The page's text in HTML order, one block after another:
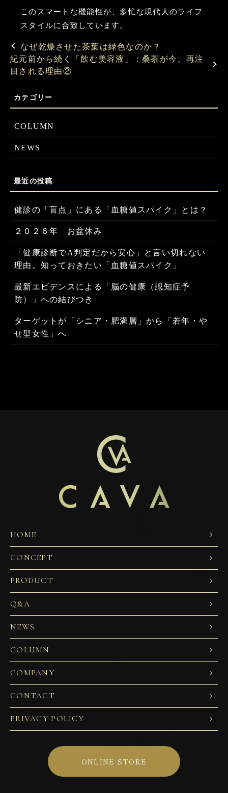
このスマートな機能性が、多忙な現代人のライフ
スタイルに合致しています。
なぜ乾燥させた茶葉は緑色なのか？
紀元前から続く「飲む美容液」：桑茶が今、再注
目される理由②
COLUMN
NEWS
健診の「盲点」にある「血糖値スパイク」とは？
２０２６年 お盆休み
「健康診断でA判定だから安心」と言い切れない
理由。知っておきたい「血糖値スパイク」
最新エビデンスによる「脳の健康（認知症予
防）」への結びつき
ターゲットが「シニア・肥満層」から「若年・や
せ型女性」へ
HOME
CONCEPT
PRODUCT
Q&A
NEWS
COLUMN
COMPANY
CONTACT
PRIVACY POLICY
ONLINE STORE